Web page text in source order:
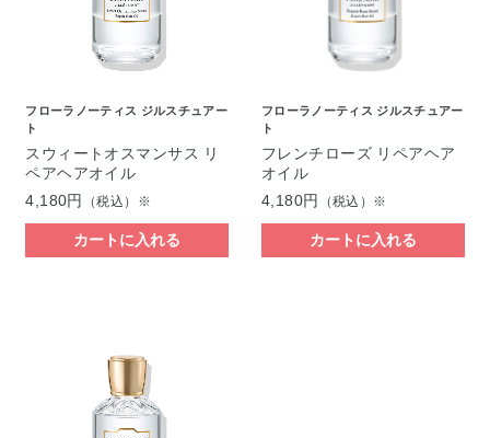
フローラノーティス ジルスチュアー
ト
スウィートオスマンサス リ
ペアヘアオイル
4,180円
（税込）※
カートに入れる
フローラノーティス ジルスチュアー
ト
フレンチローズ リペアヘア
オイル
4,180円
（税込）※
カートに入れる